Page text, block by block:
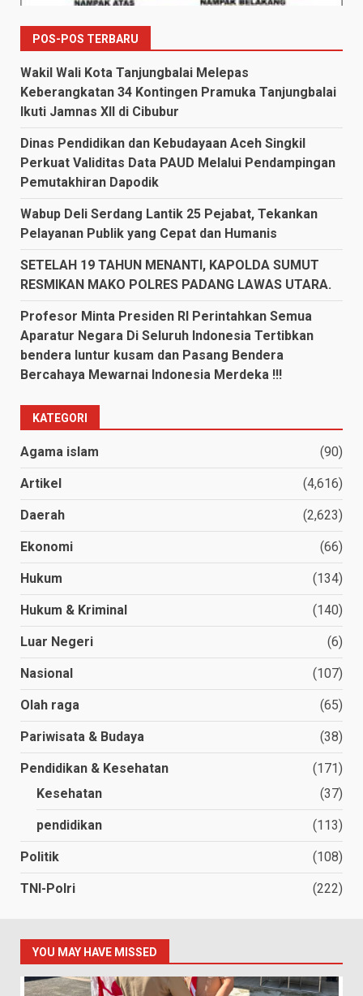
POS-POS TERBARU
Wakil Wali Kota Tanjungbalai Melepas
Keberangkatan 34 Kontingen Pramuka Tanjungbalai
Ikuti Jamnas XII di Cibubur
Dinas Pendidikan dan Kebudayaan Aceh Singkil
Perkuat Validitas Data PAUD Melalui Pendampingan
Pemutakhiran Dapodik
Wabup Deli Serdang Lantik 25 Pejabat, Tekankan
Pelayanan Publik yang Cepat dan Humanis
SETELAH 19 TAHUN MENANTI, KAPOLDA SUMUT
RESMIKAN MAKO POLRES PADANG LAWAS UTARA.
Profesor Minta Presiden RI Perintahkan Semua
Aparatur Negara Di Seluruh Indonesia Tertibkan
bendera luntur kusam dan Pasang Bendera
Bercahaya Mewarnai Indonesia Merdeka !!!
KATEGORI
Agama islam (90)
Artikel (4,616)
Daerah (2,623)
Ekonomi (66)
Hukum (134)
Hukum & Kriminal (140)
Luar Negeri (6)
Nasional (107)
Olah raga (65)
Pariwisata & Budaya (38)
Pendidikan & Kesehatan
(171)
Kesehatan
(37)
pendidikan (113)
Politik (108)
TNI-Polri (222)
YOU MAY HAVE MISSED